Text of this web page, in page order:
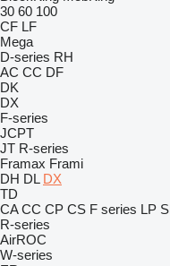
30 60 100
CF LF
Mega
D-series RH
AC CC DF
DK
DX
F-series
JCPT
JT R-series
Framax Frami
DH DL DX
TD
CA CC CP CS F series LP
R-series
AirROC
W-series